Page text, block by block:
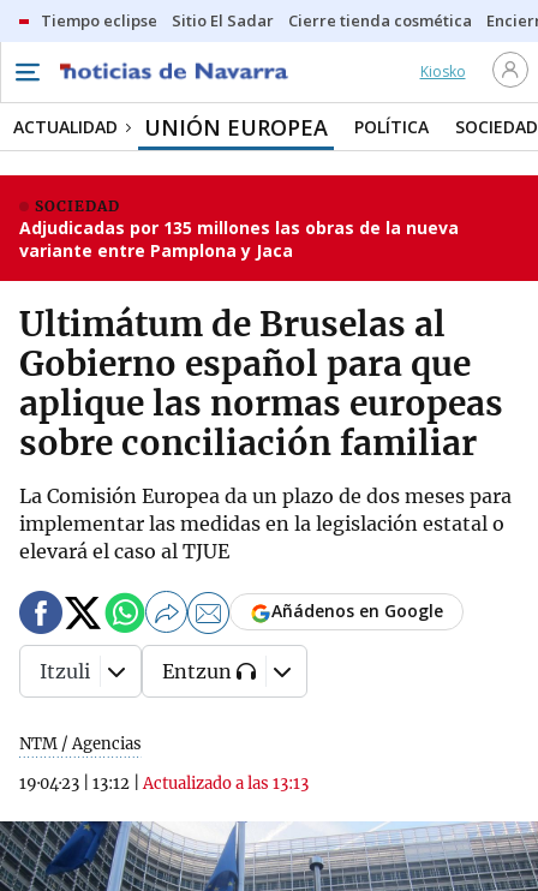
Tiempo eclipse Sitio El Sadar Cierre tienda cosmética
Kiosko
ACTUALIDAD UNIÓN EUROPEA POLÍTICA SOCIEDAD
SOCIEDAD
Adjudicadas por 135 millones las obras de la nueva
variante entre Pamplona y Jaca
Ultimátum de Bruselas al
Gobierno español para que
aplique las normas europeas
sobre conciliación familiar
La Comisión Europea da un plazo de dos meses para
implementar las medidas en la legislación estatal o
elevará el caso al TJUE
NTM / Agencias
19·04·23
13:12 |Actualizado a las 13:13
Añádenos en Google
Itzuli Entzun